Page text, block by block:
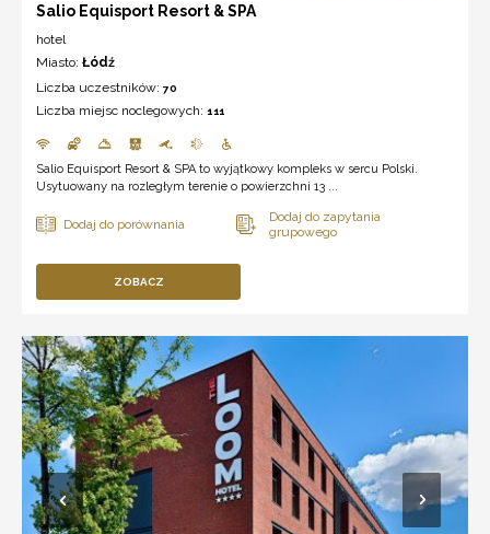
Salio Equisport Resort & SPA
hotel
Miasto: Łódź
Liczba uczestników: 70
Liczba miejsc noclegowych: 111
Salio Equisport Resort & SPA to wyjątkowy kompleks w sercu Polski.
Usytuowany na rozległym terenie o powierzchni 13 ...
ZOBACZ